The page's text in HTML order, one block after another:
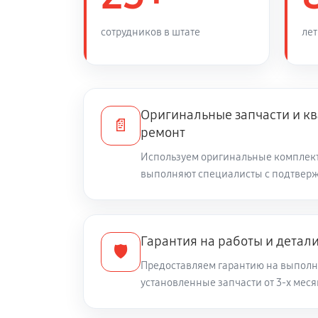
Ремонт и замена аккумулятора
Ремонт Wi-Fi модуля
1,25-5X
Ремонт разъема питания
сотрудников в штате
📄
Оригинальные запчасти и
ремонт
Используем оригинальные
выполняют специалисты с
🛡️
Гарантия на работы и детали
Предоставляем гарантию на
установленные запчасти от 3-х